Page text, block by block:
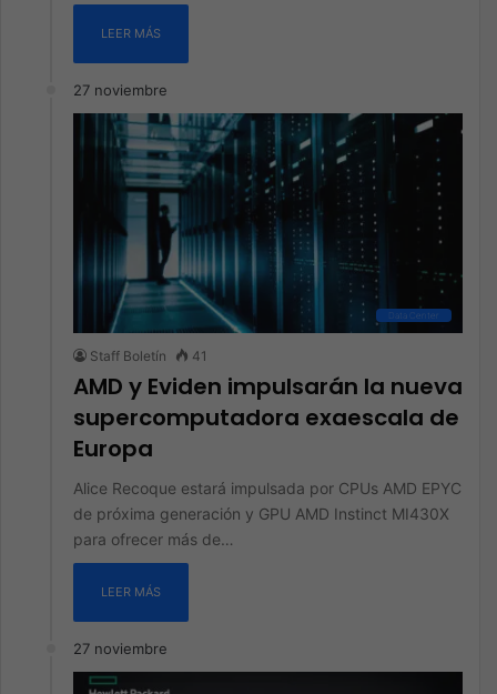
LEER MÁS
27 noviembre
Data Center
Staff Boletín 41
AMD y Eviden impulsarán la nueva
supercomputadora exaescala de
Europa
Alice Recoque estará impulsada por CPUs AMD EPYC
de próxima generación y GPU AMD Instinct MI430X
para ofrecer más de…
LEER MÁS
27 noviembre